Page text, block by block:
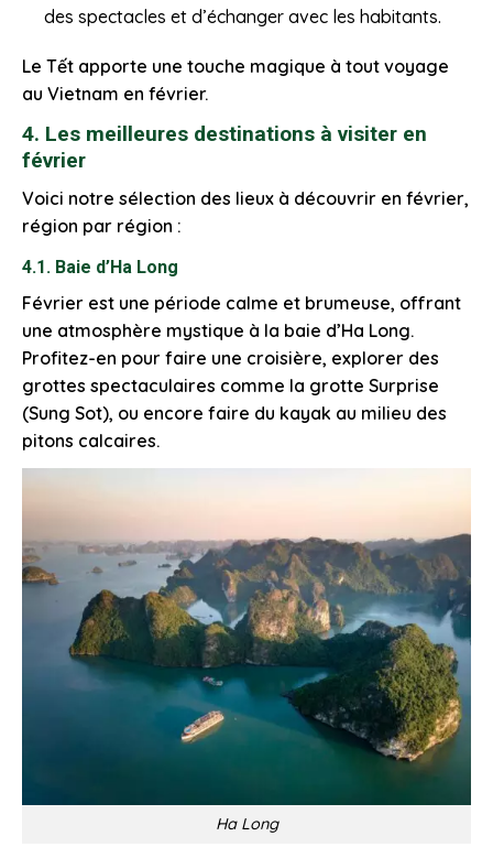
des spectacles et d’échanger avec les habitants.
Le Tết apporte une touche magique à tout voyage
au Vietnam en février.
4. Les meilleures destinations à visiter en
février
Voici notre sélection des lieux à découvrir en février,
région par région :
4.1. Baie d’Ha Long
Février est une période calme et brumeuse, offrant
une atmosphère mystique à la baie d’Ha Long.
Profitez-en pour faire une croisière, explorer des
grottes spectaculaires comme la grotte Surprise
(Sung Sot), ou encore faire du kayak au milieu des
pitons calcaires.
Ha Long